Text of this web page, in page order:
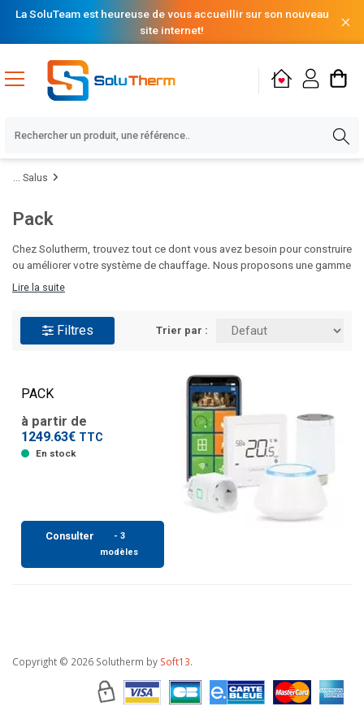
La SoluTeam est heureuse de vous accueillir sur son nouveau
site internet!
Salus
Pack
Chez Solutherm, trouvez tout ce dont vous avez besoin pour construire
ou améliorer votre système de chauffage. Nous proposons une gamme
complète de produits pour répondre à tous vos besoins : brûleurs,
et bien plus encore. Que vous soyez professionnel ou particulier, nos
solutions de qualité allient performance et durabilité pour garantir votre
Lire la suite
Filtres Trier par :
PACK
à partir de
1249.63€ TTC
En stock
Consulter
- 3
modèles
Copyright © 2026 Solutherm by Soft13.